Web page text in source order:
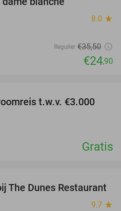
8.0 star
Regulier €35,50
€24,90
t.w.v. €3.000
Gratis
28%
The Dunes Restaurant
9.7 star